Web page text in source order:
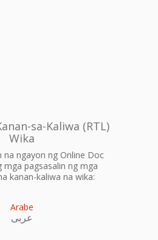
sa-Kaliwa (RTL)
Wika
na ngayon ng Online Doc
pagsasalin ng mga
kanan-kaliwa na wika:
Arabe
عربى